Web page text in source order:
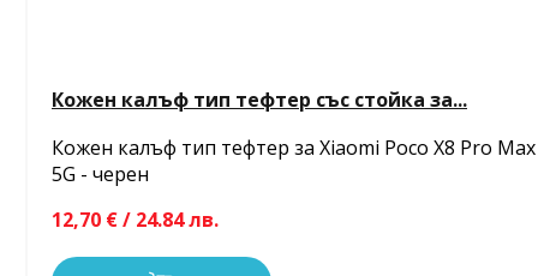
Кожен калъф тип тефтер със стойка за...
Кожен калъф тип тефтер за Xiaomi Poco X8 Pro Max
5G - черен
12,70 € / 24.84 лв.